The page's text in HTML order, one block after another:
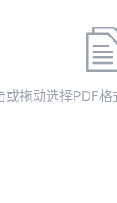
或拖动选择PDF格